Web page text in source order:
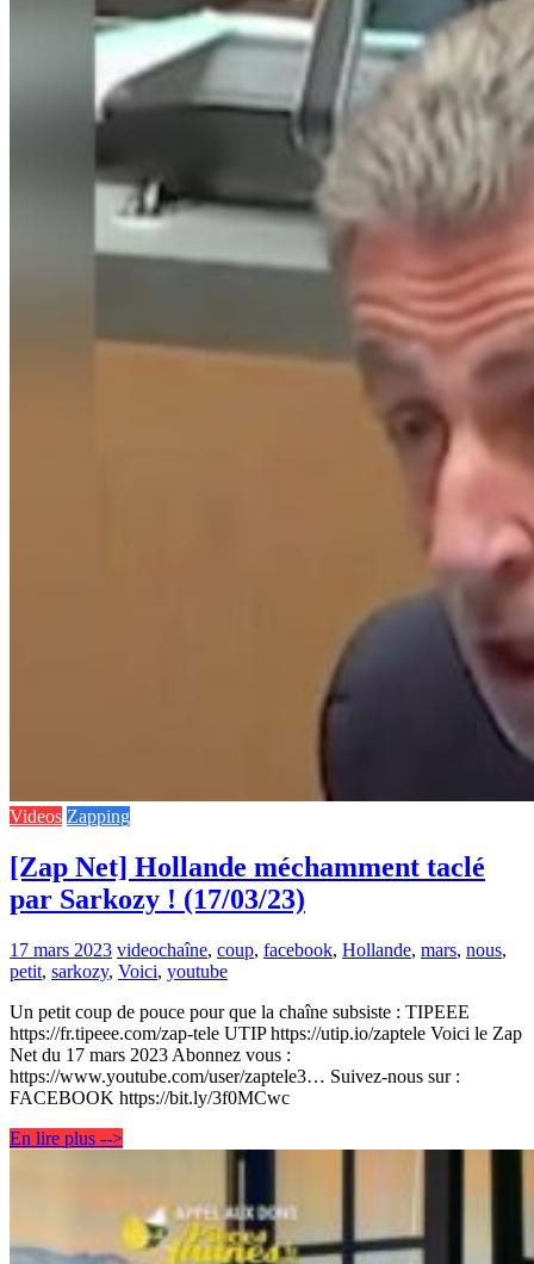
Videos Zapping
[Zap Net] Hollande méchamment taclé
par Sarkozy ! (17/03/23)
17 mars 2023 videochaîne, coup, facebook, Hollande, mars, nous,
petit, sarkozy, Voici, youtube
Un petit coup de pouce pour que la chaîne subsiste : TIPEEE
https://fr.tipeee.com/zap-tele UTIP https://utip.io/zaptele Voici le Zap
Net du 17 mars 2023 Abonnez vous :
https://www.youtube.com/user/zaptele3… Suivez-nous sur :
FACEBOOK https://bit.ly/3f0MCwc
En lire plus -->